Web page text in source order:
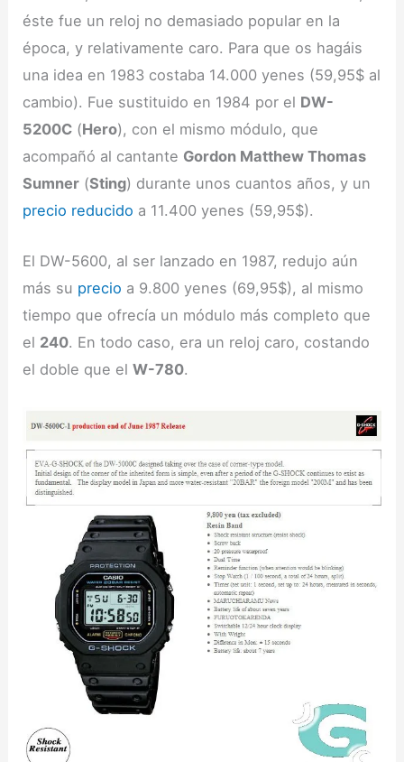
éste fue un reloj no demasiado popular en la
época, y relativamente caro. Para que os hagáis
una idea en 1983 costaba 14.000 yenes (59,95$ al
cambio). Fue sustituido en 1984 por el DW-
5200C (Hero), con el mismo módulo, que
acompañó al cantante Gordon Matthew Thomas
Sumner (Sting) durante unos cuantos años, y un
precio reducido a 11.400 yenes (59,95$).
El DW-5600, al ser lanzado en 1987, redujo aún
más su precio a 9.800 yenes (69,95$), al mismo
tiempo que ofrecía un módulo más completo que
el 240. En todo caso, era un reloj caro, costando
el doble que elW-780.